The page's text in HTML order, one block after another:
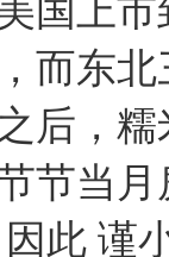
国上
而东
后，
节当
此 谨